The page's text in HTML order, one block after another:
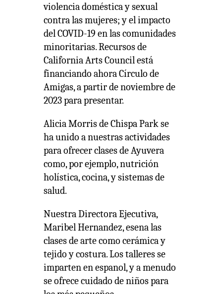
violencia doméstica y sexual
contra las mujeres; y el impacto
del COVID-19 en las comunidades
minoritarias. Recursos de
California Arts Council está
financiando ahora Círculo de
Amigas, a partir de noviembre de
2023 para presentar.
Alicia Morris de Chispa Park se
ha unido a nuestras actividades
para ofrecer clases de Ayuvera
como, por ejemplo, nutrición
holística, cocina, y sistemas de
salud.
Nuestra Directora Ejecutiva,
Maribel Hernandez, esena las
clases de arte como cerámica y
tejido y costura. Los talleres se
imparten en espanol, y a menudo
se ofrece cuidado de niños para